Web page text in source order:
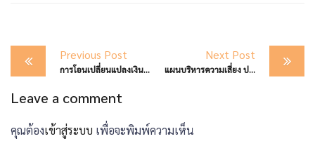
Post
navigation
Previous Post
การโอนเปลี่ยนแปลงเงินจัดสรรงบประมาณรายจ่าย ประจำปีงบประมาณ พ.ศ.2569 ครั้งที่ 443 งบดำเนินงาน
Next Post
แผนบริหารความเสี่ยง ประจำปีงบประมาณ 2567 สพม.ตาก
Leave a comment
คุณต้องเข้าสู่ระบบ เพื่อจะพิมพ์ความเห็น